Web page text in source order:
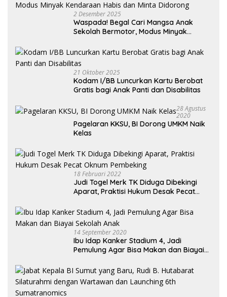
2 Desember 2025
Waspada! Begal Cari Mangsa Anak
Sekolah Bermotor, Modus Minyak
21 Oktober 2025
Kodam I/BB Luncurkan Kartu Berobat
Gratis bagi Anak Panti dan Disabilitas
28 Agustus
2020
Pagelaran KKSU, BI Dorong UMKM Naik
Kelas
18 Februari 2022
Judi Togel Merk TK Diduga Dibekingi
Aparat, Praktisi Hukum Desak Pecat
14 September 2020
Ibu Idap Kanker Stadium 4, Jadi
Pemulung Agar Bisa Makan dan Biayai